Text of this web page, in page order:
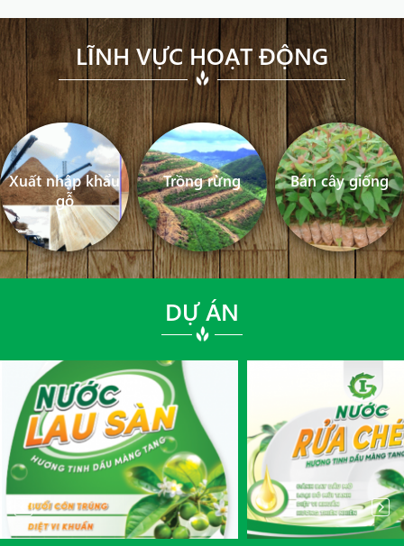
LĨNH VỰC HOẠT ĐỘNG
Xuất nhập khẩu
gỗ
Trồng rừng Bán cây giống
DỰ ÁN